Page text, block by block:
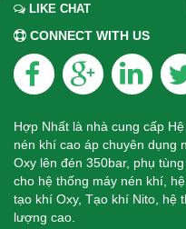
LIKE CHAT
CONNECT WITH US
Hợp Nhất là nhà cung cấp
nén khí cao áp chuyên dụng
Oxy lên đén 350bar, phụ
cho hệ thống máy nén khí,
tạo khí Oxy, Tạo khí Nito, hệ
lượng cao.